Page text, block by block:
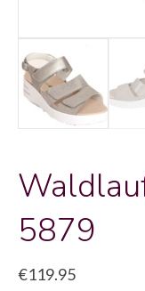
5879
€119.95